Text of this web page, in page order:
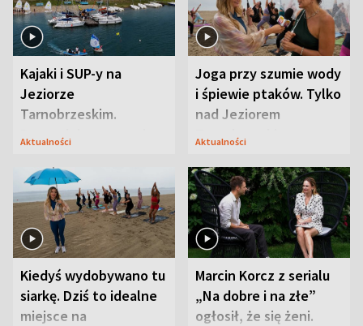
Kajaki i SUP-y na
Jeziorze
Tarnobrzeskim.
Przyrodnicy zwracają
Aktualności
Joga przy szumie wody
i śpiewie ptaków. Tylko
nad Jeziorem
Tarnobrzeskim
Aktualności
Kiedyś wydobywano tu
siarkę. Dziś to idealne
miejsce na
Marcin Korcz z serialu
„Na dobre i na złe”
ogłosił, że się żeni.